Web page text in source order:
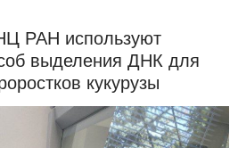
РАН используют
выделения ДНК для
кукурузы